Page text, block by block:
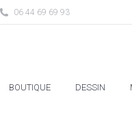
06 44 69 69 93
BOUTIQUE DESSIN